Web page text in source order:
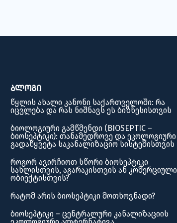
ბლოგი
წყლის ახალი კანონი საქართველოში: რა
იცვლება და რას ნიშნავს ეს ბიზნესისთვის
ბიოლოგიური გამწმენდი (BIOSEPTIC –
ბიოსეპტიკი): თანამედროვე და ეკოლოგიური
გადაწყვეტა საკანალიზაციო სისტემისთვის
როგორ ავირჩიოთ სწორი ბიოსეპტიკი
სახლისთვის, აგარაკისთვის ან კომერციული
ობიექტისთვის?
რატომ არის ბიოსეპტიკი მოთხოვნადი?
ბიოსეპტიკი – ცენტრალური კანალიზაციის